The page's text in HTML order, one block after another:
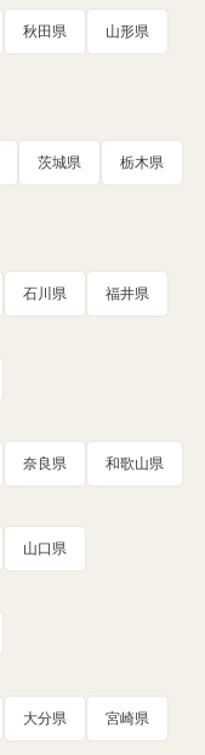
秋田県 山形県
茨城県 栃木県
石川県 福井県
奈良県 和歌山県
山口県
大分県 宮崎県